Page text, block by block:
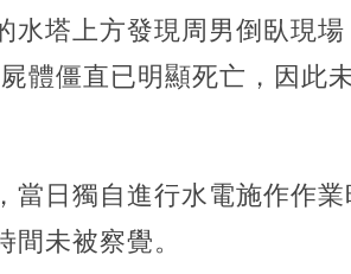
水塔上方發現周男倒臥現場
體僵直已明顯死亡，因此
日獨自進行水電施作作業
未被察覺。